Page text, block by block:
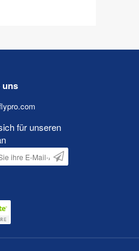
uns
für unseren